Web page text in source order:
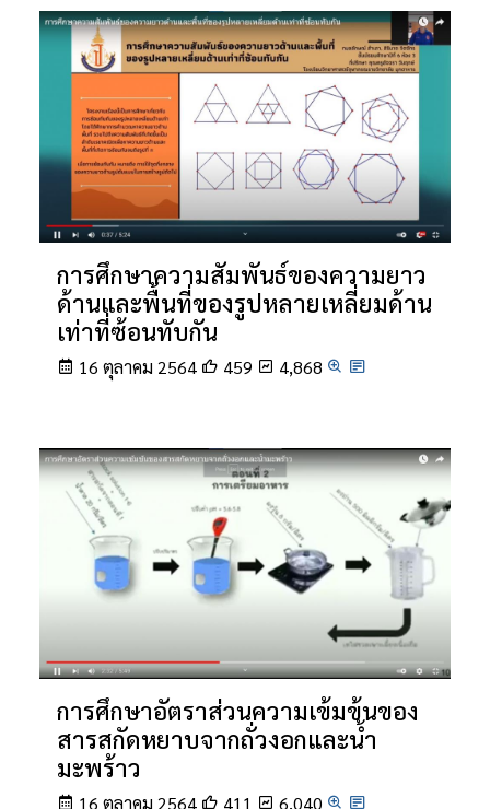
การศึกษาความสัมพันธ์ของความยาว
ด้านและพื้นที่ของรูปหลายเหลี่ยมด้าน
เท่าที่ซ้อนทับกัน
16 ตุลาคม 2564 459 4,868
การศึกษาอัตราส่วนความเข้มข้นของ
สารสกัดหยาบจากถั่วงอกและน้ำ
มะพร้าว
16 ตุลาคม 2564 411 6,040